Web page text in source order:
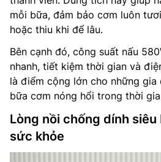
mỗi bữa, đảm bảo cơm luôn
hoặc thiu khi để lâu.
Bên cạnh đó, công suất nấu
nhanh, tiết kiệm thời gian và
là điểm cộng lớn cho những gia
bữa cơm nóng hổi trong thời
Lòng nồi chống dính
sức khỏe